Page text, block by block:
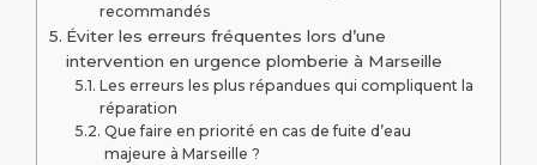
recommandés
Éviter les erreurs fréquentes lors d’une
intervention en urgence plomberie à Marseille
Les erreurs les plus répandues qui compliquent la
réparation
Que faire en priorité en cas de fuite d’eau
majeure à Marseille ?